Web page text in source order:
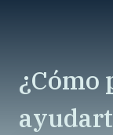
¿Cómo